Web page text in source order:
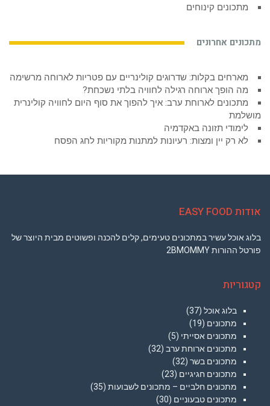
מתכונים קינוחים
מתכונים אחרונים
מארחים בקלות: שדרוגים קולינריים עם פטריות לארוחה מרשימה
מה הופך ארוחה רגילה לחוויה בלתי נשכחת?
מתכונים לארוחת ערב: איך להפוך את סוף היום לחוויה קולינרית
מושלמת
לימודי תזונה באקדמיה
לא רק יין ומצות: רעיונות למתנות מקוריות לחג הפסח
אודות EASY FOOD
בלוג אוכל עשיר במתכונים טעימים, קלים להכנה ופשוטים מבית היוצר של
פורטל ההורות 2BMOMMY
קטגוריות
בלוג אוכל (37)
מתכונים (19)
מתכונים אסייתי (5)
מתכונים ארוחת ערב (32)
מתכונים בשר (32)
מתכונים חגיגיים (23)
מתכונים חלביים – מתכונים לשבועות (35)
מתכונים טבעוניים (30)